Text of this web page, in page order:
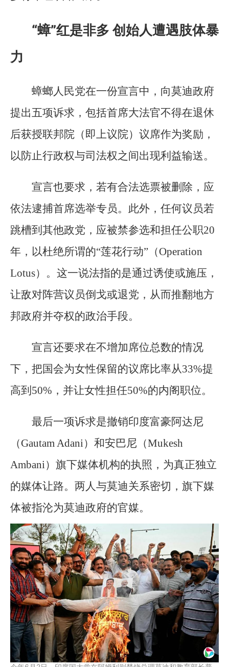
“蟑”红是非多 创始人遭遇肢体暴
力
蟑螂人民党在一份宣言中，向莫迪政府
提出五项诉求，包括首席大法官不得在退休
后获授联邦院（即上议院）议席作为奖励，
以防止行政权与司法权之间出现利益输送。
宣言也要求，若有合法选票被删除，应
依法逮捕首席选举专员。此外，任何议员若
跳槽到其他政党，应被禁参选和担任公职20
年，以杜绝所谓的“莲花行动”（Operation
Lotus）。这一说法指的是通过诱使或施压，
让敌对阵营议员倒戈或退党，从而推翻地方
邦政府并夺权的政治手段。
宣言还要求在不增加席位总数的情况
下，把国会为女性保留的议席比率从33%提
高到50%，并让女性担任50%的内阁职位。
最后一项诉求是撤销印度富豪阿达尼
（Gautam Adani）和安巴尼（Mukesh
Ambani）旗下媒体机构的执照，为真正独立
的媒体让路。两人与莫迪关系密切，旗下媒
体被指沦为莫迪政府的官媒。